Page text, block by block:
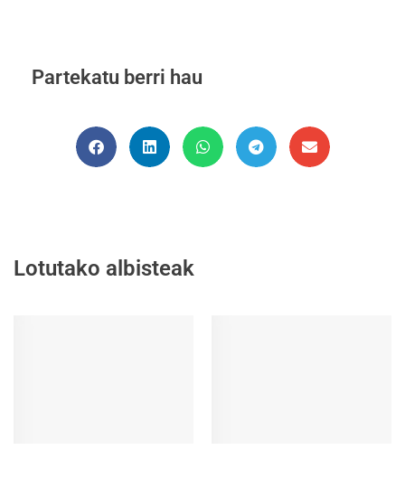
Partekatu berri hau
Lotutako albisteak